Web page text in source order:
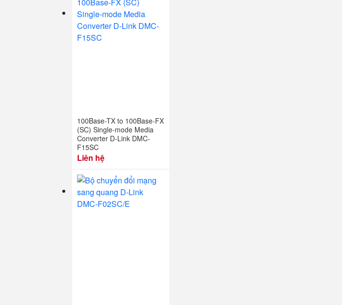
100Base-TX to 100Base-FX
(SC) Single-mode Media
Converter D-Link DMC-
F15SC
Liên hệ